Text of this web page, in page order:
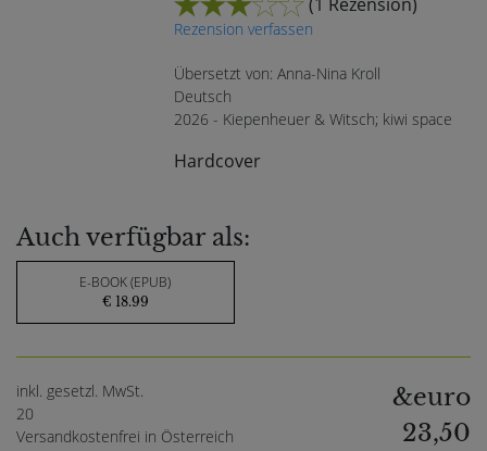
Rezension verfassen
Übersetzt von: Anna-Nina Kroll
Deutsch
2026 - Kiepenheuer & Witsch; kiwi space
Hardcover
Auch verfügbar als:
E-BOOK (EPUB)
€ 18.99
inkl. gesetzl. MwSt.
20
Versandkostenfrei in Österreich
&euro
23,50